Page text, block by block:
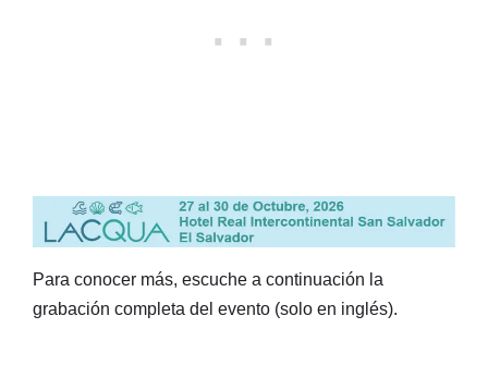
Para conocer más, escuche a continuación la
grabación completa del evento (solo en inglés).